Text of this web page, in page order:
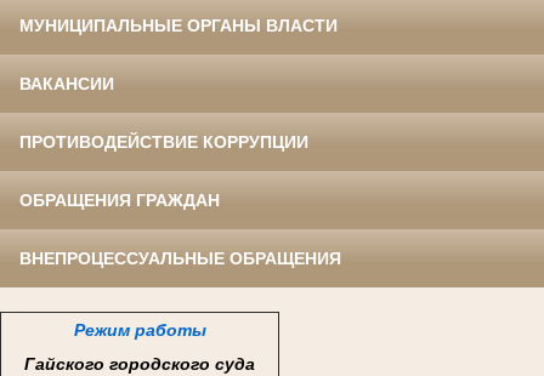
МУНИЦИПАЛЬНЫЕ ОРГАНЫ ВЛАСТИ
ВАКАНСИИ
ПРОТИВОДЕЙСТВИЕ КОРРУПЦИИ
ОБРАЩЕНИЯ ГРАЖДАН
ВНЕПРОЦЕССУАЛЬНЫЕ ОБРАЩЕНИЯ
Режим работы
Гайского городского суда